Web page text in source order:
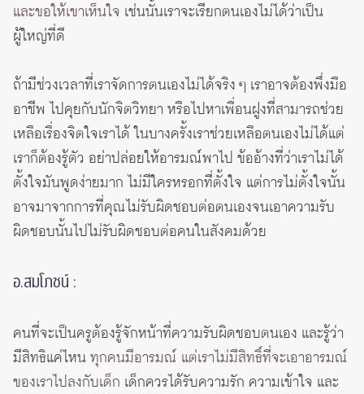
และขอให้เขาเห็นใจ เช่นนั้นเราจะเรียกตนเองไม่ได้ว่าเป็น
ผู้ใหญ่ที่ดี
ถ้ามีช่วงเวลาที่เราจัดการตนเองไม่ได้จริง ๆ เราอาจต้องพึ่งมือ
อาชีพ ไปคุยกับนักจิตวิทยา หรือไปหาเพื่อนฝูงที่สามารถช่วย
เหลือเรื่องจิตใจเราได้ ในบางครั้งเราช่วยเหลือตนเองไม่ได้แต่
เราก็ต้องรู้ตัว อย่าปล่อยให้อารมณ์พาไป ข้ออ้างที่ว่าเราไม่ได้
ตั้งใจมันพูดง่ายมาก ไม่มีใครหรอกที่ตั้งใจ แต่การไม่ตั้งใจนั้น
อาจมาจากการที่คุณไม่รับผิดชอบต่อตนเองจนเอาความรับ
ผิดชอบนั้นไปไม่รับผิดชอบต่อคนในสังคมด้วย
อ.สมโภชน์ :
คนที่จะเป็นครูต้องรู้จักหน้าที่ความรับผิดชอบตนเอง และรู้ว่า
มีสิทธิแค่ไหนทุกคนมีอารมณ์ แต่เราไม่มีสิทธิ์ที่จะเอาอารมณ์
ของเราไปลงกับเด็ก เด็กควรได้รับความรัก ความเข้าใจ และ